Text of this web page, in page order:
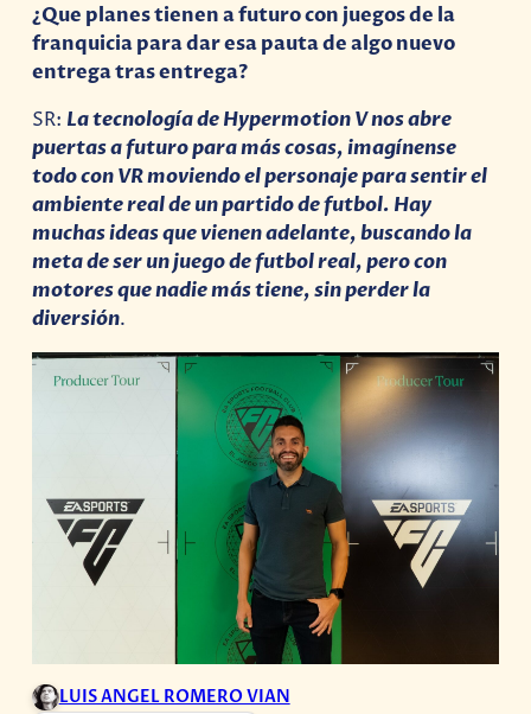
¿Que planes tienen a futuro con juegos de la
franquicia para dar esa pauta de algo nuevo
entrega tras entrega?
SR: Latecnología de Hypermotion V nos abre
puertas a futuro para más cosas, imagínense
todo con VR moviendo el personaje para sentir el
ambiente real de un partido de futbol. Hay
muchas ideas que vienen adelante, buscando la
meta de ser un juego de futbol real, pero con
motores que nadie más tiene, sin perder la
diversión.
LUIS ANGEL ROMERO VIAN